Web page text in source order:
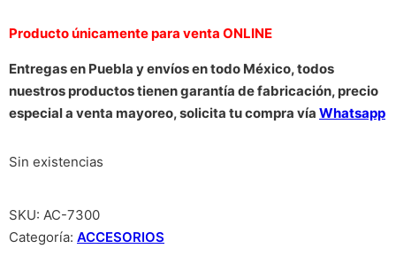
Producto únicamente para venta ONLINE
Entregas en Puebla y envíos en todo México, todos
nuestros productos tienen garantía de fabricación, precio
especial a venta mayoreo, solicita tu compra vía Whatsapp
Sin existencias
SKU: AC-7300
Categoría: ACCESORIOS